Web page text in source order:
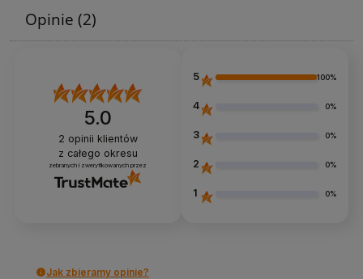
Opinie (2)
5.0
2 opinii klientów
z całego okresu
zebranych i zweryfikowanych przez
5 100%
4 0%
3 0%
2 0%
1 0%
Jak zbieramy opinie?